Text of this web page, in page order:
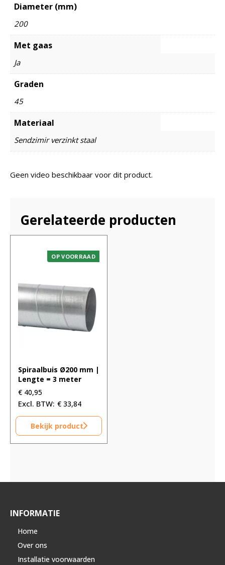
Diameter (mm)
200
Met gaas
Ja
Graden
45
Materiaal
Sendzimir verzinkt staal
Geen video beschikbaar voor dit product.
Gerelateerde producten
OP VOORRAAD
Spiraalbuis Ø200 mm |
Lengte = 3 meter
€ 40,95
€ 33,84
Bekijk product
INFORMATIE
Home
Over ons
Installatie voorwaarden